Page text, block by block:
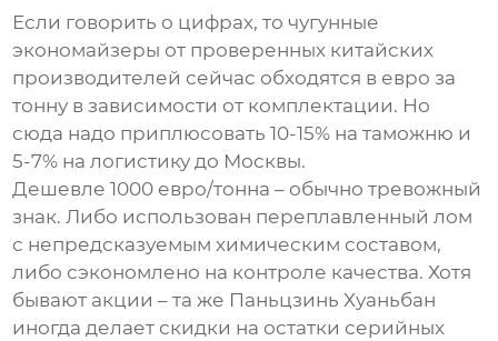
Если говорить о цифрах, точугунные
экономайзеры от проверенных китайских
производителей сейчас обходятся в евро за
тонну в зависимости от комплектации. Но
сюда надо приплюсовать 10-15% на таможню и
5-7% на логистику до Москвы.
Дешевле 1000 евро/тонна – обычно тревожный
знак. Либо использован переплавленный лом
с непредсказуемым химическим составом,
либо сэкономлено на контроле качества. Хотя
бывают акции – та же Паньцзинь Хуаньбан
иногда делает скидки на остатки серийных